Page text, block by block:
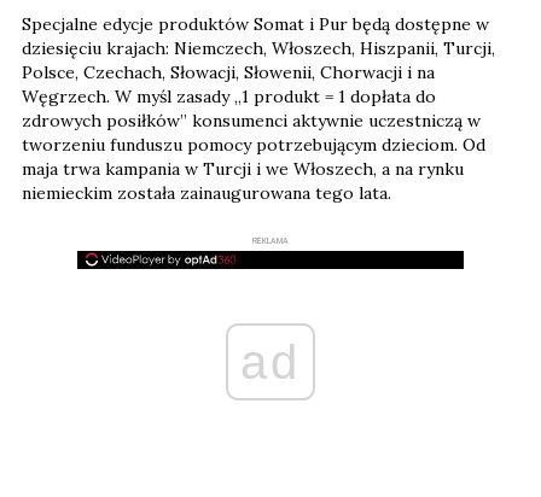
Specjalne edycje produktów Somat i Pur będą dostępne w
dziesięciu krajach: Niemczech, Włoszech, Hiszpanii, Turcji,
Polsce, Czechach, Słowacji, Słowenii, Chorwacji i na
Węgrzech. W myśl zasady „1 produkt = 1 dopłata do
zdrowych posiłków” konsumenci aktywnie uczestniczą w
tworzeniu funduszu pomocy potrzebującym dzieciom. Od
maja trwa kampania w Turcji i we Włoszech, a na rynku
niemieckim została zainaugurowana tego lata.
REKLAMA
ad